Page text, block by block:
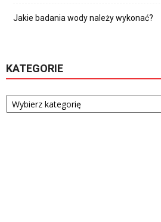
Jakie badania wody należy wykonać?
KATEGORIE
Kategorie